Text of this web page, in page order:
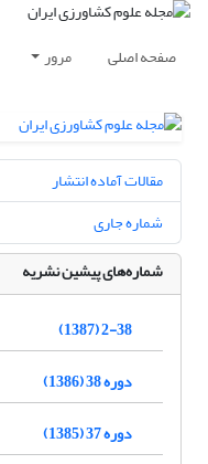
صفحه اصلی مرور
مقالات آماده انتشار
شماره جاری
شماره‌های پیشین نشریه
2-38 (1387)
دوره 38 (1386)
دوره 37 (1385)